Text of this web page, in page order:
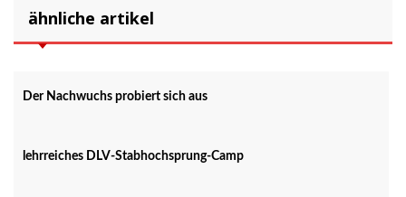
ähnliche artikel
Der Nachwuchs probiert sich aus
lehrreiches DLV-Stabhochsprung-Camp